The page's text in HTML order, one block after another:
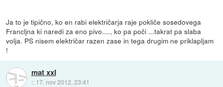
Ja to je tipično, ko en rabi električarja raje pokliče sosedovega
Francljna ki naredi za eno pivo...., ko pa poči ...takrat pa slaba
volja. PS nisem električar razen zase in tega drugim ne priklapljam
!
mat xxl
:: 17. nov 2012, 23:41